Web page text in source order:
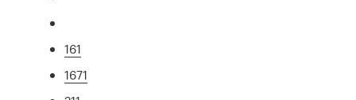
161
1671